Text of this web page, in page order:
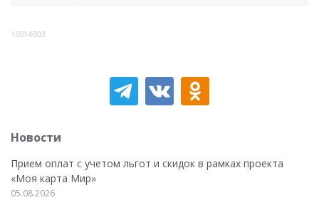
10014003
Новости
Прием оплат с учетом льгот и скидок в рамках проекта
«Моя карта Мир»
05.08.2026